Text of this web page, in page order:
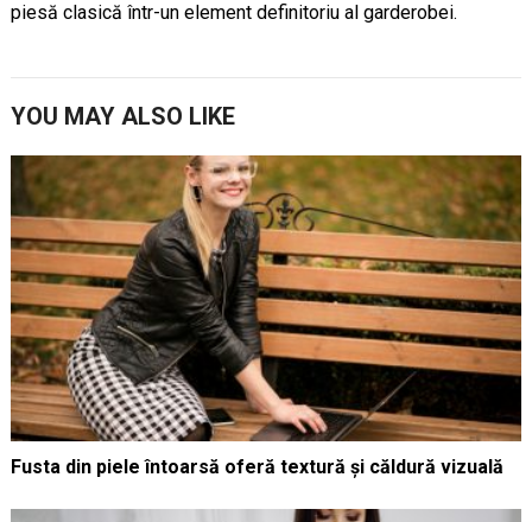
piesă clasică într-un element definitoriu al garderobei.
YOU MAY ALSO LIKE
Fusta din piele întoarsă oferă textură și căldură vizuală